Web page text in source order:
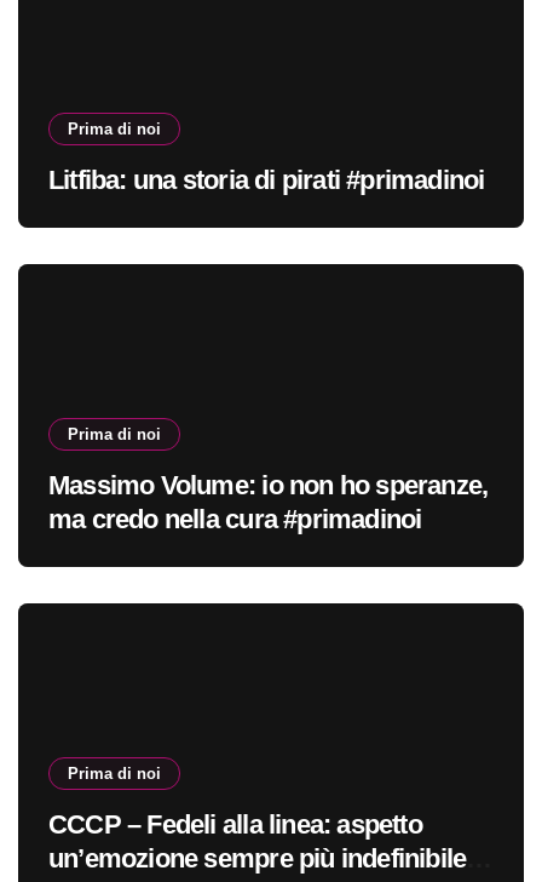
Prima di noi
Litfiba: una storia di pirati #primadinoi
Prima di noi
Massimo Volume: io non ho speranze,
ma credo nella cura #primadinoi
Prima di noi
CCCP – Fedeli alla linea: aspetto
un’emozione sempre più indefinibile